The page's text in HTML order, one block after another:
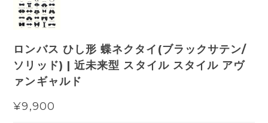
ロンバス ひし形 蝶ネクタイ(ブラックサテン/
ソリッド) | 近未来型 スタイル スタイル アヴ
ァンギャルド
¥9,900